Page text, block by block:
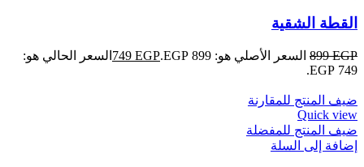
القطة الشقية
899EGP السعر الأصلي هو: 899 EGP. 749 EGP
السعر الحالي هو:
749 EGP.
ضيف المنتج للمقارنة
Quick view
ضيف المنتج للمفضلة
إضافة إلى السلة